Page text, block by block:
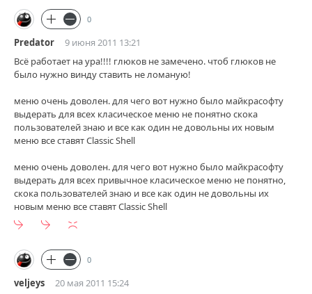
0
Predator
9 июня 2011 13:21
Всё работает на ура!!!! глюков не замечено. чтоб глюков не
было нужно винду ставить не ломаную!
меню очень доволен. для чего вот нужно было майкрасофту
выдерать для всех класическое меню не понятно скока
пользователей знаю и все как один не довольны их новым
меню все ставят Classic Shell
меню очень доволен. для чего вот нужно было майкрасофту
выдерать для всех привычное класическое меню не понятно,
скока пользователей знаю и все как один не довольны их
новым меню все ставят Classic Shell
0
veljeys
20 мая 2011 15:24